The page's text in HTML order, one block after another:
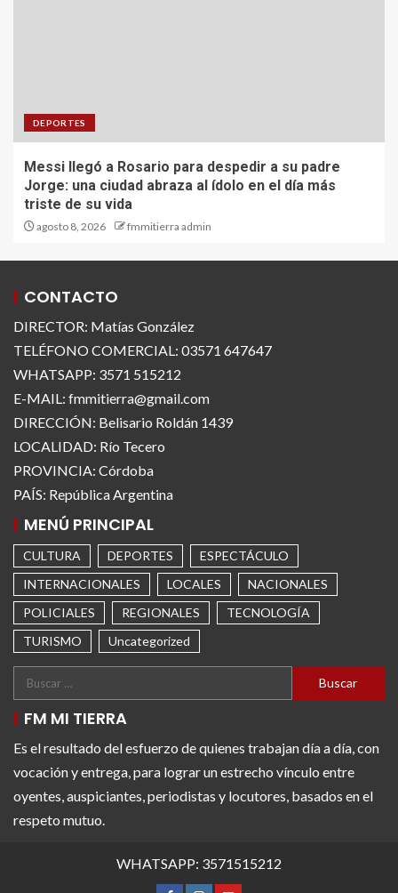
DEPORTES
Messi llegó a Rosario para despedir a su padre
Jorge: una ciudad abraza al ídolo en el día más
triste de su vida
agosto 8, 2026 fmmitierra admin
CONTACTO
DIRECTOR: Matías González
TELÉFONO COMERCIAL: 03571 647647
WHATSAPP: 3571 515212
E-MAIL: fmmitierra@gmail.com
DIRECCIÓN: Belisario Roldán 1439
LOCALIDAD: Río Tecero
PROVINCIA: Córdoba
PAÍS: República Argentina
MENÚ PRINCIPAL
CULTURA DEPORTES
ESPECTÁCULO
INTERNACIONALES
LOCALES
NACIONALES
POLICIALES
REGIONALES
TECNOLOGÍA
TURISMO
Uncategorized
FM MI TIERRA
Es el resultado del esfuerzo de quienes trabajan día a día, con
vocación y entrega, para lograr un estrecho vínculo entre
oyentes, auspiciantes, periodistas y locutores, basados en el
respeto mutuo.
WHATSAPP: 3571515212